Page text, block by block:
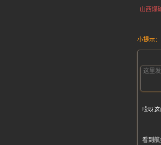
山西煤
小提示
哎呀
看到